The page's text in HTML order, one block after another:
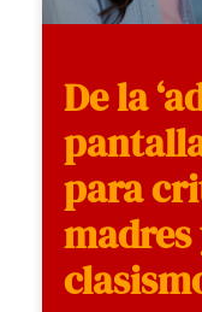
De la
para